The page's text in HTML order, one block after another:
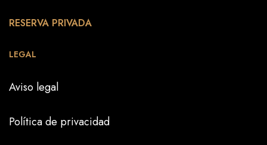
RESERVA PRIVADA
LEGAL
Aviso legal
Política de privacidad